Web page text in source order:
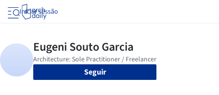
Iniciar sessão
Seguir